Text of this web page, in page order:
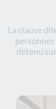
La clause
détenu